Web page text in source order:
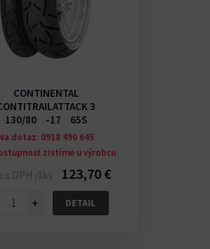
CONTINENTAL
3
130/80 -17 65S
dotaz: 0918 490 645
zistíme u výrobcu
s DPH /1ks 123,70 €
+ DETAIL